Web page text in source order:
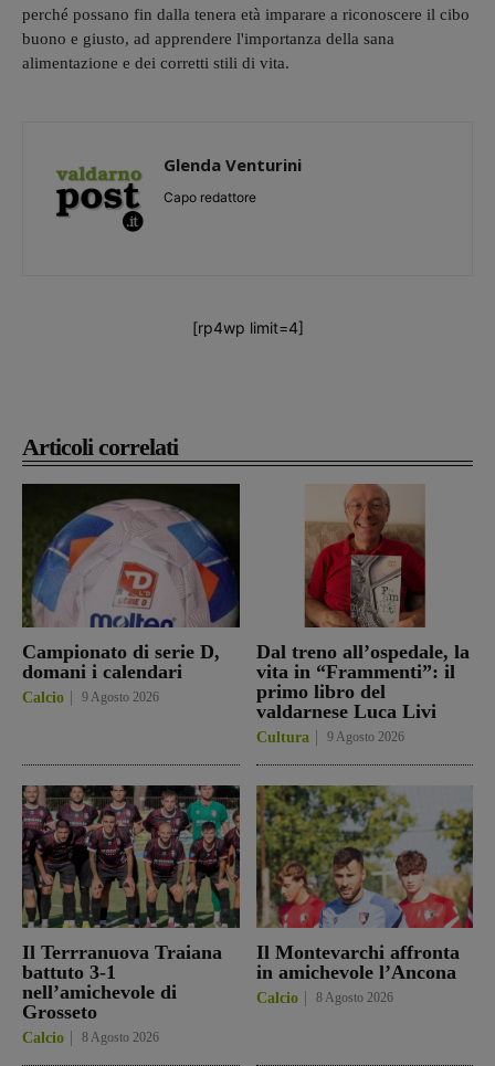
Articoli correlati
Campionato di serie D,
domani i calendari
Calcio 9 Agosto 2026
Dal treno all’ospedale, la
vita in “Frammenti”: il
primo libro del
valdarnese Luca Livi
Cultura 9 Agosto 2026
Il Terrranuova Traiana
battuto 3-1
nell’amichevole di
Grosseto
Calcio 8 Agosto 2026
Il Montevarchi affronta
in amichevole l’Ancona
Calcio 8 Agosto 2026
perché possano fin dalla tenera età imparare a riconoscere il cibo
buono e giusto, ad apprendere l'importanza della sana
alimentazione e dei corretti stili di vita.
Glenda Venturini
Capo redattore
[rp4wp limit=4]